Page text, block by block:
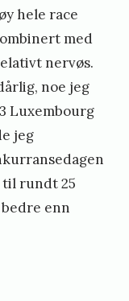
hele race
med
nervøs.
noe jeg
Luxembourg
jeg
rundt 25
enn